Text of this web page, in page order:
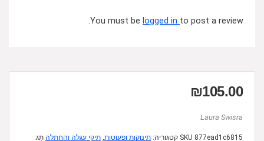
You must be logged in to post a review.
₪105.00
Laura Swisra
SKU 877ead1c6815 קטגוריה: תינוקות ופעוטות, תיקי עגלה והחתלה תָג: